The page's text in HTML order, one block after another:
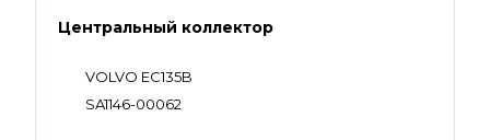
Центральный коллектор
VOLVO EC135B
SA1146-00062